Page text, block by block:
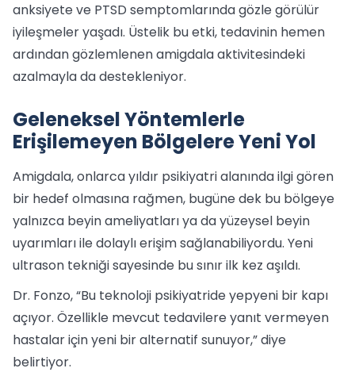
anksiyete ve PTSD semptomlarında gözle görülür
iyileşmeler yaşadı. Üstelik bu etki, tedavinin hemen
ardından gözlemlenen amigdala aktivitesindeki
azalmayla da destekleniyor.
Geleneksel Yöntemlerle
Erişilemeyen Bölgelere Yeni Yol
Amigdala, onlarca yıldır psikiyatri alanında ilgi gören
bir hedef olmasına rağmen, bugüne dek bu bölgeye
yalnızca beyin ameliyatları ya da yüzeysel beyin
uyarımları ile dolaylı erişim sağlanabiliyordu. Yeni
ultrason tekniği sayesinde bu sınır ilk kez aşıldı.
Dr. Fonzo, “Bu teknoloji psikiyatride yepyeni bir kapı
açıyor. Özellikle mevcut tedavilere yanıt vermeyen
hastalar için yeni bir alternatif sunuyor,” diye
belirtiyor.